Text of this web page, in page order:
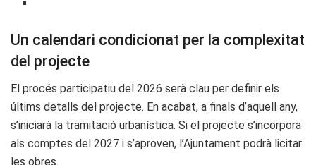
Un calendari condicionat per la complexitat
del projecte
El procés participatiu del 2026 serà clau per definir els
últims detalls del projecte. En acabat, a finals d’aquell any,
s’iniciarà la tramitació urbanística. Si el projecte s’incorpora
als comptes del 2027 i s’aproven, l’Ajuntament podrà licitar
les obres.